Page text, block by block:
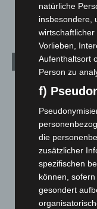
Kategorien
Blaulicht
Corona-News
Hannover und
Langenhagen und
Leserbriefe
Menschen
Über uns
natürliche
insbesondere,
Vorlieben,
Aufenthaltsort
Person zu
f)
die
zusätzlicher
spezifischen
können,
gesondert